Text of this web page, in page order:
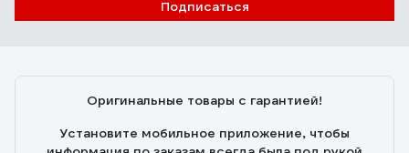
Подписаться
Оригинальные товары с гарантией!
Установите мобильное приложение, чтобы